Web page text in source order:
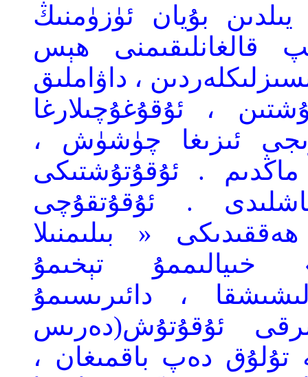
بۇيان ئۈزۈمنىڭ
قالغانلىقىمنى ھېس
، داۋاملىق
، ئۇقۇغۇچىلارغا
ئىزىغا چۈشۈش ،
. ئۇقۇتۇشتىكى
. ئۇقۇتقۇچى
« بىلىمنىلا
خىيالىممۇ تېخىمۇ
، دائىرىسىمۇ
ئۇقۇتۇش(دەرىس
تۇلۇق دەپ باقمىغان ،